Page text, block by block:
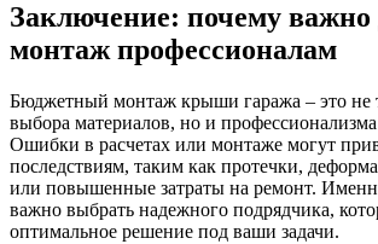
Заключение: почему важно
монтаж профессионалам
Бюджетный монтаж крыши гаража – это не
выбора материалов, но и
Ошибки в расчетах или монтаже могут
последствиям, таким как протечки,
или повышенные затраты на ремонт.
важно выбрать надежного подрядчика,
оптимальное решение под ваши задачи.